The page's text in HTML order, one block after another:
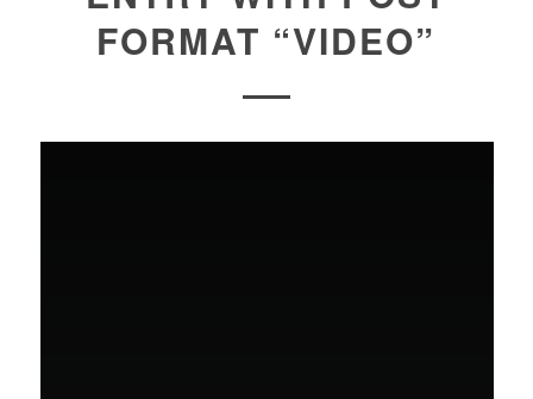
FORMAT “VIDEO”